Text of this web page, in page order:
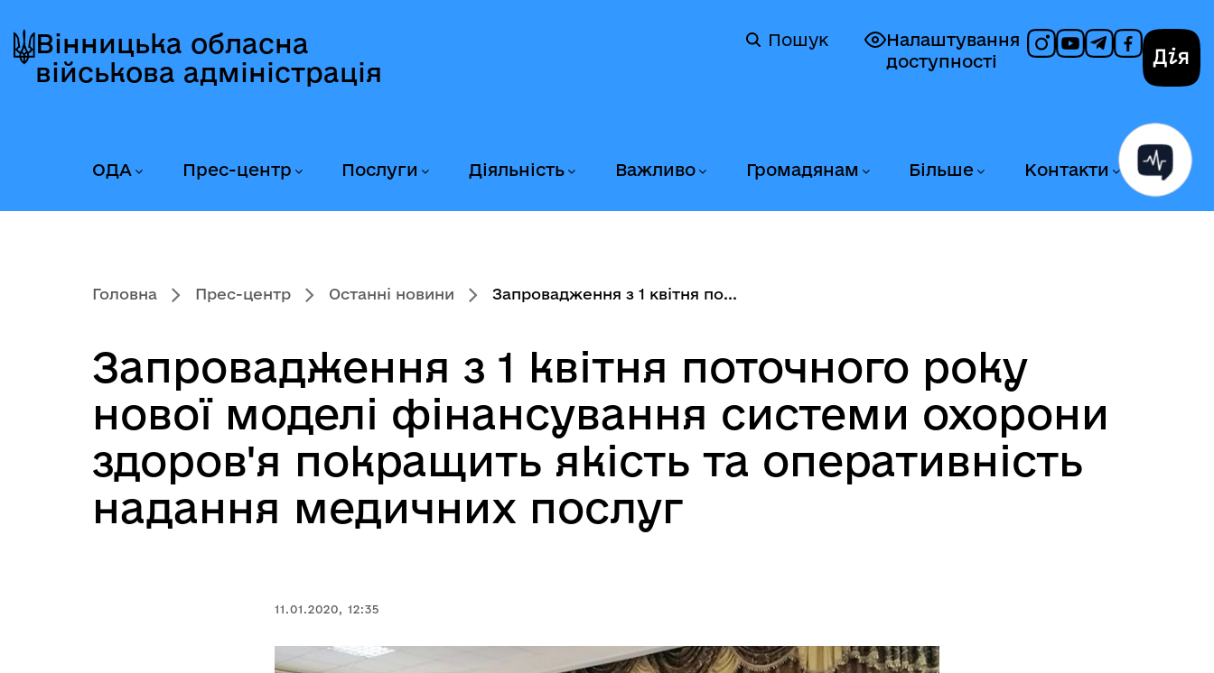
до
головного
до
головного
вмісту
до
головного
колонтитула
Вінницька обласна
військова адміністрація
Налаштування
доступності
Пошук
ОДА Прес-центр Послуги Діяльність Важливо Громадянам Більше Контакти
Головна Прес-центр Останні новини Запровадження з 1 квітня по...
Запровадження з 1 квітня поточного року
нової моделі фінансування системи охорони
здоров'я покращить якість та оперативність
надання медичних послуг
11.01.2020, 12:35